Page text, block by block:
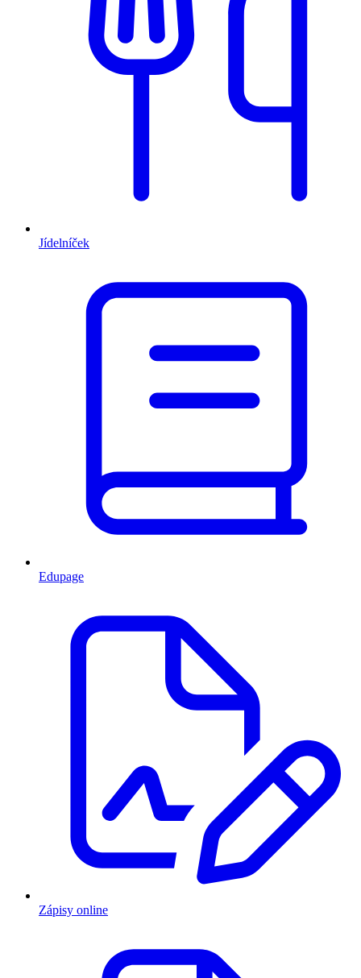
Jídelníček
Edupage
Zápisy online